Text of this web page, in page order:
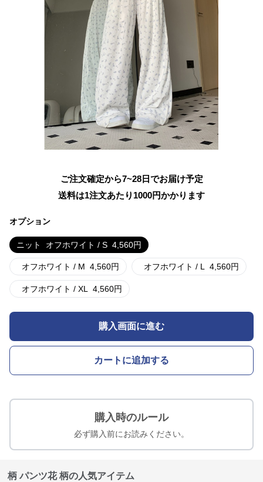
ご注文確定から7~28日でお届け予定
送料は1注文あたり 1000円かかります
オプション
ニット オフホワイト / S 4,560円
オフホワイト / M 4,560円 オフホワイト / L 4,560円
オフホワイト / XL 4,560円
購入画面に進む
カートに追加する
購入時のルール
必ず購入前にお読みください。
柄 パンツ花 柄の人気アイテム